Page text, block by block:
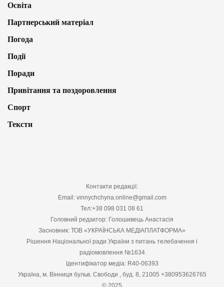
Освіта
Партнерський матеріал
Погода
Події
Поради
Привітання та поздоровлення
Спорт
Тексти
Контакти редакції:
Email: vinnychchyna.online@gmail.com
Тел:+38 098 031 08 61
Головний редактор: Голошивець Анастасія
Засновник: ТОВ «УКРАЇНСЬКА МЕДІАПЛАТФОРМА»
Рішення Національної ради України з питань телебачення і
радіомовлення №1634
Ідентифікатор медіа: R40-06393
Україна, м. Вінниця бульв. Свободи , буд. 8, 21005 +380953626765
© 2025